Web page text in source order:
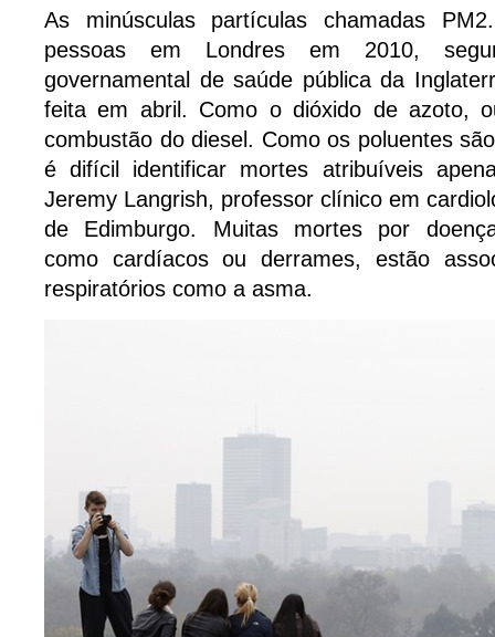
As minúsculas partículas chamadas
pessoas em Londres em 2010,
governamental de saúde pública da
feita em abril. Como o dióxido de azoto,
combustão do diesel. Como os poluentes
é difícil identificar mortes atribuíveis
Jeremy Langrish, professor clínico em
de Edimburgo. Muitas mortes por
como cardíacos ou derrames, estão
respiratórios como a asma.